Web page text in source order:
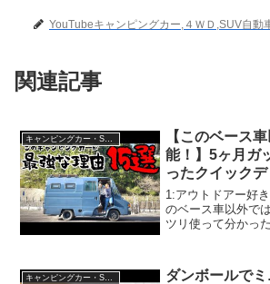
YouTubeキャンピングカー,４ＷＤ,SUV自動
関連記事
キャンピングカー・SUV人気車種
【このベース
能！】5ヶ月ガ
ったクイック
ングカーがやは
由15選
1:アウトドアー好
のベース車以外で
ツリ使って分かっ
さないで！！2:ア
ダンボールで